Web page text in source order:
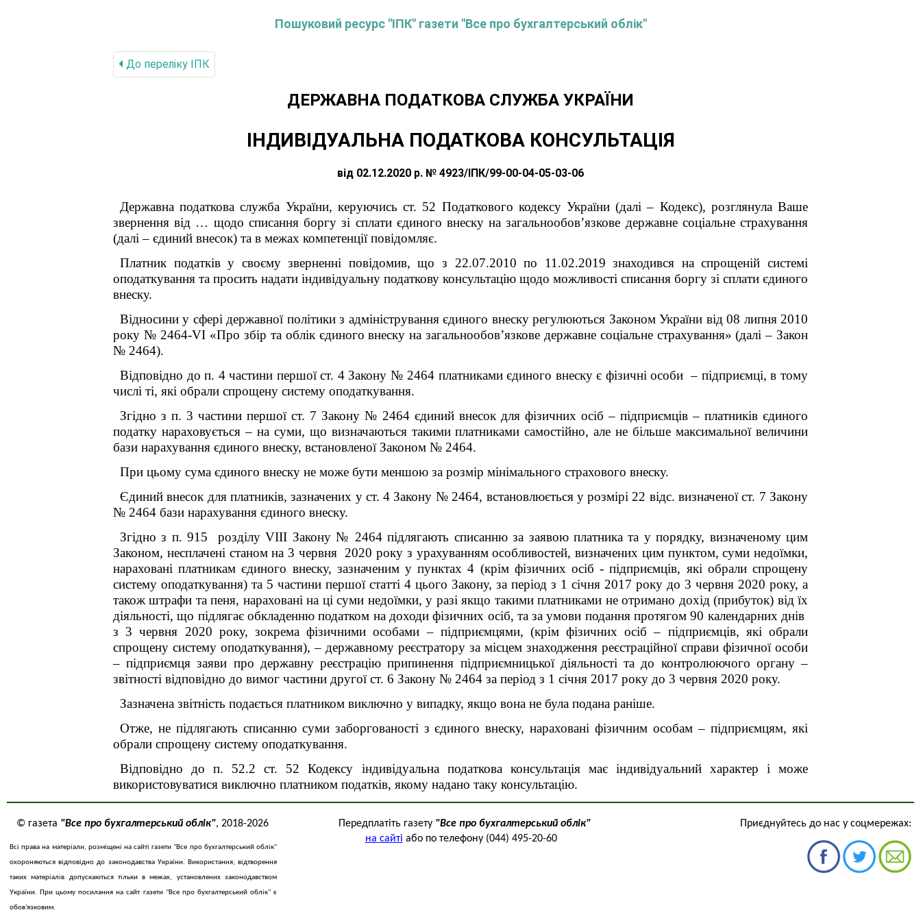
Пошуковий ресурс "ІПК" газети "Все про бухгалтерський облік"
До переліку IПК
ДЕРЖАВНА ПОДАТКОВА СЛУЖБА УКРАЇНИ
ІНДИВІДУАЛЬНА ПОДАТКОВА КОНСУЛЬТАЦІЯ
від 02.12.2020 р. № 4923/ІПК/99-00-04-05-03-06
Державна податкова служба України, керуючись ст. 52 Податкового кодексу України (далі – Кодекс), розглянула Ваше
звернення від … щодо списання боргу зі сплати єдиного внеску на загальнообов’язкове державне соціальне страхування
(далі – єдиний внесок) та в межах компетенції повідомляє.
Платник податків у своєму зверненні повідомив, що з 22.07.2010 по 11.02.2019 знаходився на спрощеній системі
оподаткування та просить надати індивідуальну податкову консультацію щодо можливості списання боргу зі сплати єдиного
внеску.
Відносини у сфері державної політики з адміністрування єдиного внеску регулюються Законом України від 08 липня 2010
року № 2464-VI «Про збір та облік єдиного внеску на загальнообов’язкове державне соціальне страхування» (далі – Закон
№ 2464).
Відповідно до п. 4 частини першої ст. 4 Закону № 2464 платниками єдиного внеску є фізичні особи – підприємці, в тому
числі ті, які обрали спрощену систему оподаткування.
Згідно з п. 3 частини першої ст. 7 Закону № 2464єдиний внесок дляфізичних осіб – підприємців – платників єдиного
податку нараховується – на суми, що визначаються такими платниками самостійно, але не більше максимальної величини
бази нарахування єдиного внеску, встановленої Законом № 2464.
При цьому сума єдиного внеску не може бути меншою за розмір мінімального страхового внеску.
Єдиний внесок для платників, зазначених у ст. 4 Закону № 2464, встановлюється у розмірі 22 відс. визначеної ст. 7 Закону
№ 2464 бази нарахування єдиного внеску.
Згідно з п. 915 розділу VIII Закону № 2464 підлягають списанню за заявою платника та у порядку, визначеному цим
Законом, несплачені станом на 3 червня 2020 року з урахуванням особливостей, визначених цим пунктом, суми недоїмки,
нараховані платникам єдиного внеску, зазначеним у пунктах 4 (крім фізичних осіб - підприємців, які обрали спрощену
систему оподаткування) та 5 частини першої статті 4 цього Закону, за період з 1 січня 2017 року до 3 червня 2020 року, а
також штрафи та пеня, нараховані на ці суми недоїмки, у разі якщо такими платниками не отримано дохід (прибуток) від їх
діяльності, що підлягає обкладенню податком на доходи фізичних осіб, та за умови подання протягом 90 календарних днів
з 3 червня 2020 року, зокремафізичними особами – підприємцями, (крім фізичних осіб – підприємців, які обрали
спрощену систему оподаткування), – державному реєстратору за місцем знаходження реєстраційної справи фізичної особи
– підприємця заяви про державну реєстрацію припинення підприємницької діяльності та до контролюючого органу –
звітності відповідно до вимог частини другої ст. 6 Закону № 2464 за період з 1 січня 2017 року до 3 червня 2020 року.
Зазначена звітність подається платником виключно у випадку, якщо вона не була подана раніше.
Отже, не підлягають списанню суми заборгованості з єдиного внеску, нараховані фізичним особам – підприємцям, які
обрали спрощену систему оподаткування.
Відповідно до п. 52.2 ст. 52 Кодексу індивідуальна податкова консультація має індивідуальний характер і може
використовуватися виключно платником податків, якому надано таку консультацію.
© газета "Все про бухгалтерський облік", 2018-2026
Всі права на матеріали, розміщені на сайті газети "Все про бухгалтерський облік"
охороняються відповідно до законодавства України. Використання, відтворення
таких матеріалів допускаються тільки в межах, установлених законодавством
України. При цьому посилання на сайт газети "Все про бухгалтерський облік" є
обов'язковим.
Передплатіть газету "Все про бухгалтерський облік"
на сайті або по телефону (044) 495-20-60
Приєднуйтесь до нас у соцмережах: